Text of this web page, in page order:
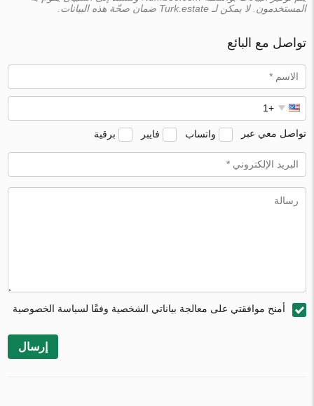
المستخدمون. لا يمكن لـ Turk.estate ضمان صحّة هذه البيانات.
تواصل مع البائع
تواصل معي عبر واتساب فايبر برقية
أمنح موافقتي على معالجة بياناتي الشخصية وفقًا لسياسة الخصوصية
إرسال